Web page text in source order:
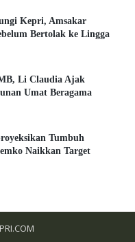
Kepri, Amsakar
Bertolak ke Lingga
Li Claudia Ajak
Umat Beragama
Tumbuh
Naikkan Target